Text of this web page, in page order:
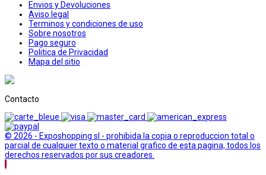
Envios y Devoluciones
Aviso legal
Terminos y condiciones de uso
Sobre nosotros
Pago seguro
Politica de Privacidad
Mapa del sitio
Contacto
© 2026 - Exposhopping sl - prohibida la copia o reproduccion total o
parcial de cualquier texto o material grafico de esta pagina, todos los
derechos reservados por sus creadores.